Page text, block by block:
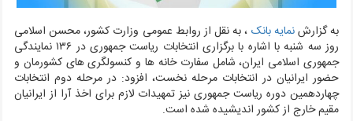
به گزارشنمایه بانک، به نقل از روابط عمومی وزارت کشور،محسن اسلامی
روز سه شنبه با اشاره با برگزاری انتخابات ریاست جمهوری در ۱۳۶ نمایندگی
جمهوری اسلامی ایران، شامل سفارت خانه ها و کنسولگری های کشورمان و
حضور ایرانیان در انتخابات مرحله نخست، افزود: در مرحله دوم انتخابات
چهاردهمین دوره ریاست جمهوری نیز تمهیدات لازم برای اخذ آرا از ایرانیان
مقیم خارج از کشور اندیشیده شده است.